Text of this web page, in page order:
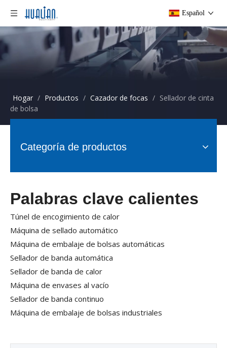
Español
Hogar / Productos / Cazador de focas / Sellador de cinta
de bolsa
Categoría de productos
Palabras clave calientes
Túnel de encogimiento de calor
Máquina de sellado automático
Máquina de embalaje de bolsas automáticas
Sellador de banda automática
Sellador de banda de calor
Máquina de envases al vacío
Sellador de banda continuo
Máquina de embalaje de bolsas industriales